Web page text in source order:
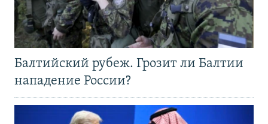
Балтийский рубеж. Грозит ли Балтии
нападение России?